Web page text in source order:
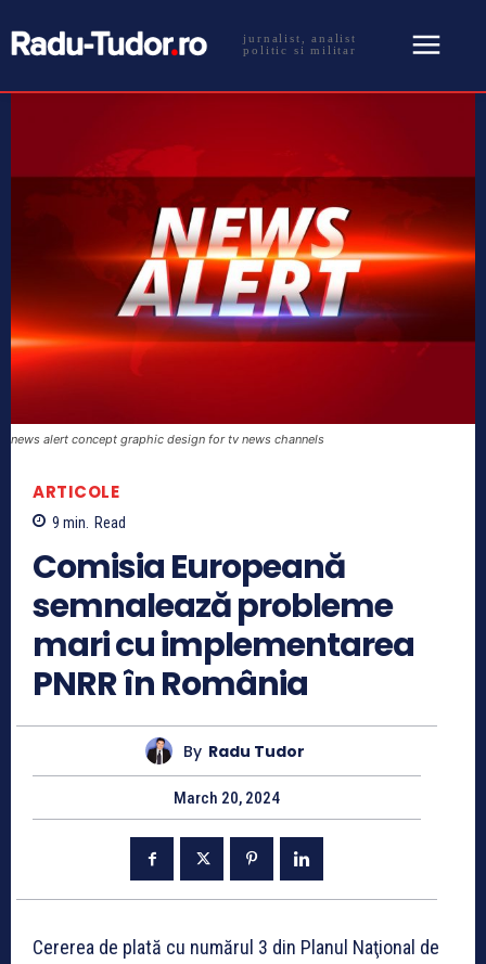
jurnalist, analist
politic si militar
news alert concept graphic design for tv news channels
ARTICOLE
9 min. Read
Comisia Europeană
semnalează probleme
mari cu implementarea
PNRR în România
By Radu Tudor
March 20, 2024
Cererea de plată cu numărul 3 din Planul Naţional de